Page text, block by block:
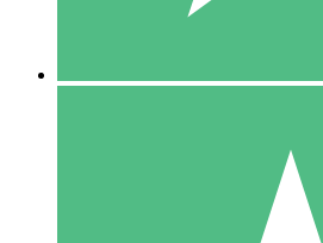
10 Downloads
20 00